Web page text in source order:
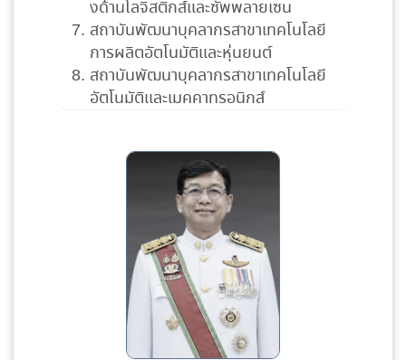
งด้านโลจิสติกส์และซัพพลายเซน
สถาบันพัฒนาบุคลากรสาขาเทคโนโลยี
การผลิตอัตโนมัติและหุ่นยนต์
สถาบันพัฒนาบุคลากรสาขาเทคโนโลยี
อัตโนมัติและเมคคาทรอนิกส์